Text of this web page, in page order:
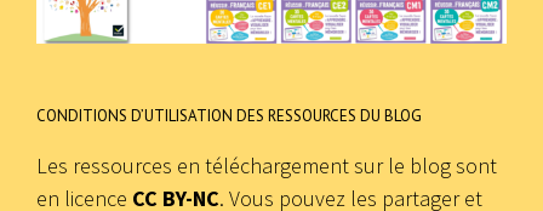
CONDITIONS D’UTILISATION DES RESSOURCES DU BLOG
Les ressources en téléchargement sur le blog sont
en licence CC BY-NC. Vous pouvez les partager et